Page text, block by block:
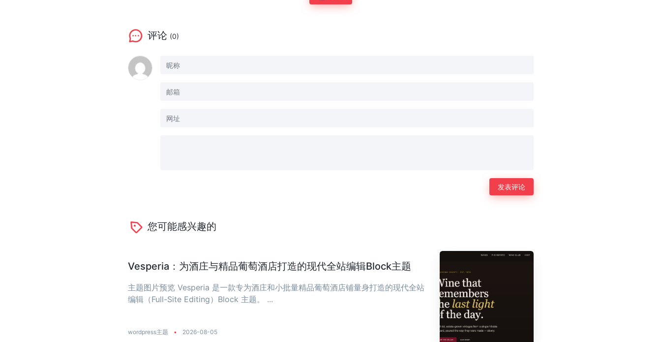
评论 (0)
您可能感兴趣的
Vesperia：为酒庄与精品葡萄酒店打造的现代全站编辑Block主题
主题图片预览 Vesperia 是一款专为酒庄和小批量精品葡萄酒店铺量身打造的现代全站
编辑（Full-Site Editing）Block 主题。 ...
wordpress主题 • 2026-08-05